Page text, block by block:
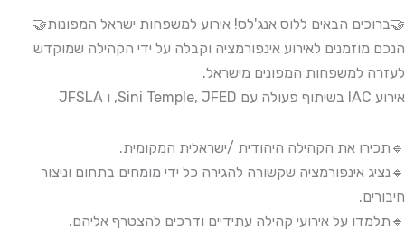
🤝ברוכים הבאים ללוס אנג'לס! אירוע למשפחות ישראל המפונות🤝
הנכם מוזמנים לאירוע אינפורמציה וקבלה על ידי הקהילה שמוקדש
לעזרה למשפחות המפונים מישראל.
אירוע IAC בשיתוף פעולה עם Sini Temple, JFED, ו JFSLA
🔹תכירו את הקהילה היהודית /ישראלית המקומית.
🔹נציג אינפורמציה שקשורה להגירה כל ידי מומחים בתחום וניצור
חיבורים.
🔹תלמדו על אירועי קהילה עתידיים ודרכים להצטרף אליהם.